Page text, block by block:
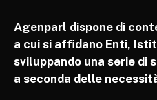
Agenparl dispone di
a cui si affidano Enti,
sviluppando una serie di
a seconda delle